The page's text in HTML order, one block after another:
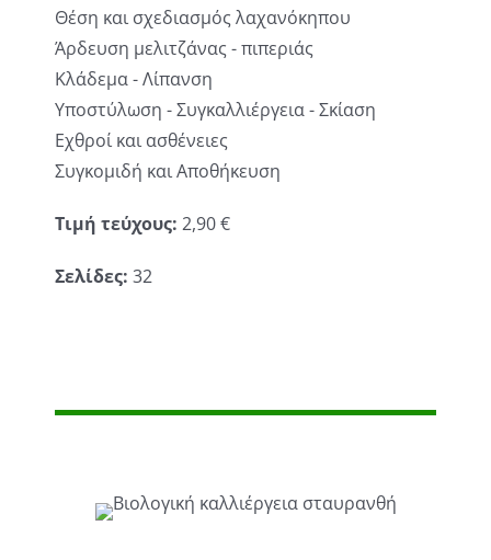
Θέση και σχεδιασμός λαχανόκηπου
Άρδευση μελιτζάνας - πιπεριάς
Κλάδεμα - Λίπανση
Υποστύλωση - Συγκαλλιέργεια - Σκίαση
Εχθροί και ασθένειες
Συγκομιδή και Αποθήκευση
Τιμή τεύχους: 2,90 €
Σελίδες: 32